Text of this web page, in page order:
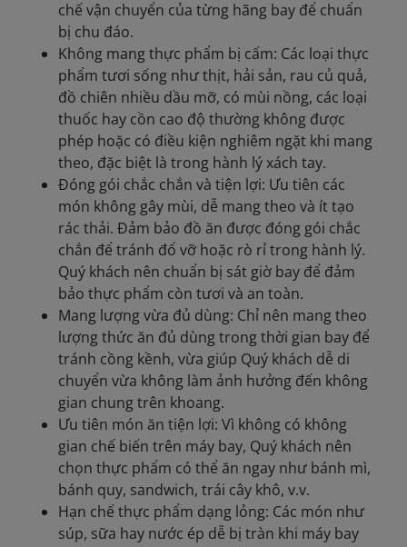
chế vận chuyển của từng hãng bay để chuẩn
bị chu đáo.
Không mang thực phẩm bị cấm: Các loại thực
phẩm tươi sống như thịt, hải sản, rau củ quả,
đồ chiên nhiều dầu mỡ, có mùi nồng, các loại
thuốc hay cồn cao độ thường không được
phép hoặc có điều kiện nghiêm ngặt khi mang
theo, đặc biệt là trong hành lý xách tay.
Đóng gói chắc chắn và tiện lợi: Ưu tiên các
món không gây mùi, dễ mang theo và ít tạo
rác thải. Đảm bảo đồ ăn được đóng gói chắc
chắn để tránh đổ vỡ hoặc rò rỉ trong hành lý.
Quý khách nên chuẩn bị sát giờ bay để đảm
bảo thực phẩm còn tươi và an toàn.
Mang lượng vừa đủ dùng: Chỉ nên mang theo
lượng thức ăn đủ dùng trong thời gian bay để
tránh cồng kềnh, vừa giúp Quý khách dễ di
chuyển vừa không làm ảnh hưởng đến không
gian chung trên khoang.
Ưu tiên món ăn tiện lợi: Vì không có không
gian chế biến trên máy bay, Quý khách nên
chọn thực phẩm có thể ăn ngay như bánh mì,
bánh quy, sandwich, trái cây khô, v.v.
Hạn chế thực phẩm dạng lỏng: Các món như
súp, sữa hay nước ép dễ bị tràn khi máy bay